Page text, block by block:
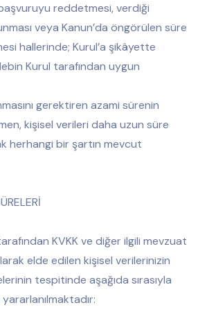
reddetmesi, verdiği
veya Kanun’da öngörülen süre
hallerinde; Kurul’a şikâyette
Kurul tarafından uygun
gerektiren azami sürenin
kişisel verileri daha uzun süre
herhangi bir şartın mevcut
KVKK ve diğer ilgili mevzuat
elde edilen kişisel verilerinizin
tespitinde aşağıda sırasıyla